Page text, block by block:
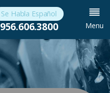
Se Habla Español
956.606.3800 Menu